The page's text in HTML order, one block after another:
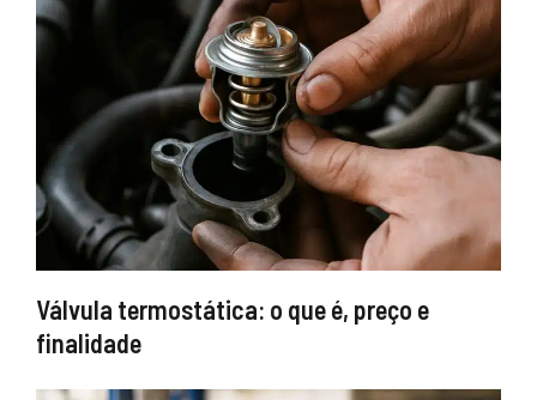
Válvula termostática: o que é, preço e
finalidade